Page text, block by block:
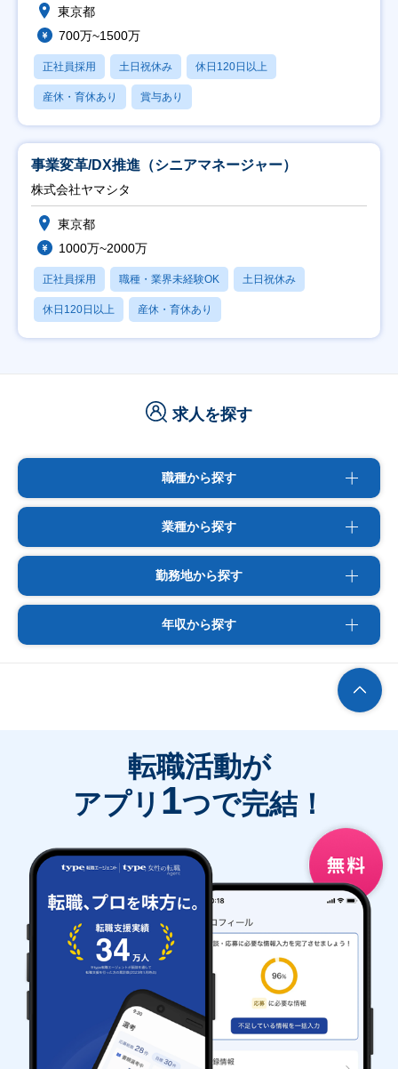
東京都
700万~1500万
正社員採用 土日祝休み 休日120日以上
産休・育休あり 賞与あり
事業変革/DX推進（シニアマネージャー）
株式会社ヤマシタ
東京都
1000万~2000万
正社員採用 職種・業界未経験OK 土日祝休み
休日120日以上 産休・育休あり
求人を探す
職種から探す
業種から探す
勤務地から探す
年収から探す
転職活動が
アプリ 1つで完結！